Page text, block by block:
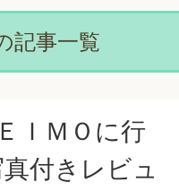
記事一覧
ＩＭＯに行
付きレビュ